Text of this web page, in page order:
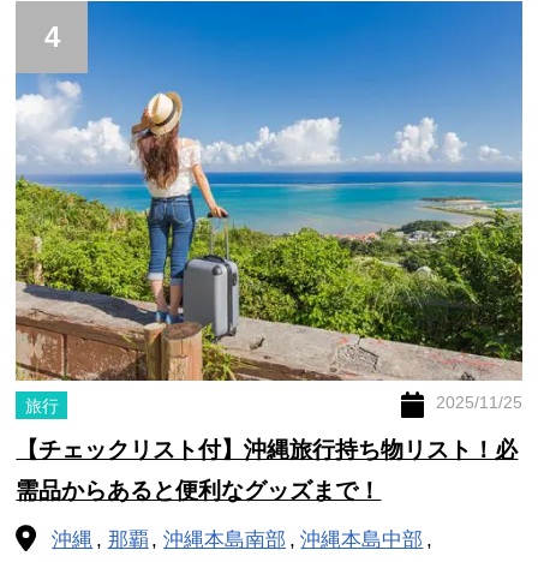
4
旅行 2025/11/25
【チェックリスト付】沖縄旅行持ち物リスト！必
需品からあると便利なグッズまで！
沖縄 那覇 沖縄本島南部
沖縄本島中部